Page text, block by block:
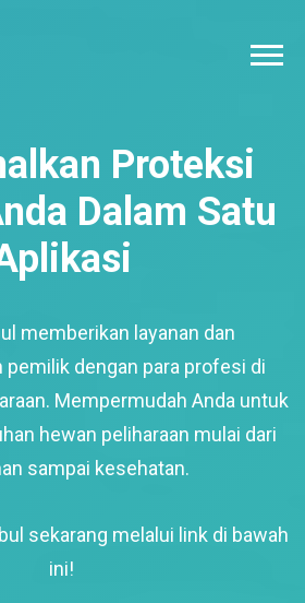
Proteksi
Dalam Satu
memberikan layanan dan
pemilik dengan para profesi di
Mempermudah Anda untuk
hewan peliharaan mulai dari
sampai kesehatan.
sekarang melalui link di bawah
ini!